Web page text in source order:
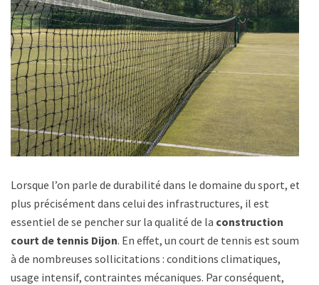
Lorsque l’on parle de durabilité dans le domaine du sport, et
plus précisément dans celui des infrastructures, il est
essentiel de se pencher sur la qualité de la construction
court de tennis Dijon. En effet, un court de tennis est soumis
à de nombreuses sollicitations : conditions climatiques,
usage intensif, contraintes mécaniques. Par conséquent,